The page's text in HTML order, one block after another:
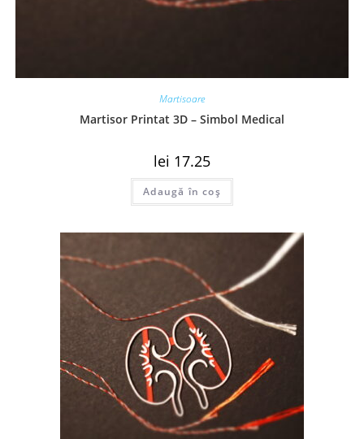
Martisoare
Martisor Printat 3D – Simbol Medical
lei 17.25
Adaugă în coș